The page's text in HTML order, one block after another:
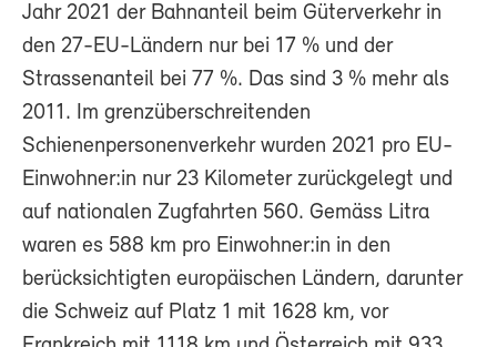
Jahr 2021 der Bahnanteil beim Güterverkehr in
den 27-EU-Ländern nur bei 17 % und der
Strassenanteil bei 77 %. Das sind 3 % mehr als
2011. Im grenzüberschreitenden
Schienenpersonenverkehr wurden 2021 pro EU-
Einwohner:in nur 23 Kilometer zurückgelegt und
auf nationalen Zugfahrten 560. Gemäss Litra
waren es 588 km pro Einwohner:in in den
berücksichtigten europäischen Ländern, darunter
die Schweiz auf Platz 1 mit 1628 km, vor